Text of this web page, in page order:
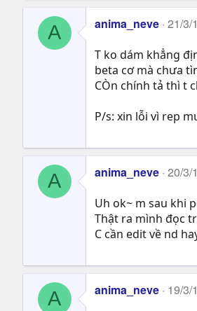
s
:
A anima_neve 21/3/
T ko dám khẳng
beta cơ mà chưa
CÒn chính tả thì t
P/s: xin lỗi vì rep
A anima_neve 20/3/
Uh ok~ m sau khi
Thật ra mình đọc
C cần edit về nd
A anima_neve 19/3/